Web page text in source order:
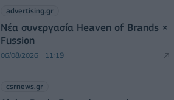
advertising.gr
Νέα συνεργασία Heaven of Brands ×
Fussion
06/08/2026 - 11:19
csrnews.gr